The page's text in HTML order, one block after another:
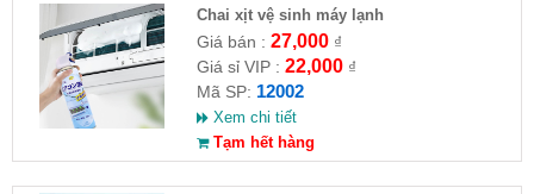
Chai xịt vệ sinh máy lạnh
Giá bán : 27,000₫
Giá sỉ VIP : 22,000₫
Mã SP: 12002
Xem chi tiết
Tạm hết hàng